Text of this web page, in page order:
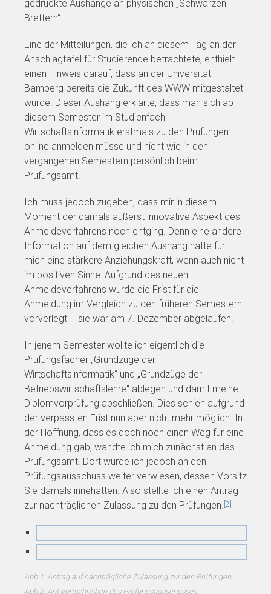
gedruckte Aushänge an physischen „Schwarzen
Brettern“.
Eine der Mitteilungen, die ich an diesem Tag an der
Anschlagtafel für Studierende betrachtete, enthielt
einen Hinweis darauf, dass an der Universität
Bamberg bereits die Zukunft des WWW mitgestaltet
wurde. Dieser Aushang erklärte, dass man sich ab
diesem Semester im Studienfach
Wirtschaftsinformatik erstmals zu den Prüfungen
online anmelden müsse und nicht wie in den
vergangenen Semestern persönlich beim
Prüfungsamt.
Ich muss jedoch zugeben, dass mir in diesem
Moment der damals äußerst innovative Aspekt des
Anmeldeverfahrens noch entging. Denn eine andere
Information auf dem gleichen Aushang hatte für
mich eine stärkere Anziehungskraft, wenn auch nicht
im positiven Sinne: Aufgrund des neuen
Anmeldeverfahrens wurde die Frist für die
Anmeldung im Vergleich zu den früheren Semestern
vorverlegt – sie war am 7. Dezember abgelaufen!
In jenem Semester wollte ich eigentlich die
Prüfungsfächer „Grundzüge der
Wirtschaftsinformatik“ und „Grundzüge der
Betriebswirtschaftslehre“ ablegen und damit meine
Diplomvorprüfung abschließen. Dies schien aufgrund
der verpassten Frist nun aber nicht mehr möglich. In
der Hoffnung, dass es doch noch einen Weg für eine
Anmeldung gab, wandte ich mich zunächst an das
Prüfungsamt. Dort wurde ich jedoch an den
Prüfungsausschuss weiter verwiesen, dessen Vorsitz
Sie damals innehatten. Also stellte ich einen Antrag
zur nachträglichen Zulassung zu den Prüfungen. [2]
Abb.1: Antrag auf nachträgliche Zulassung zur den Prüfungen
Abb.2: Antwortschreiben des Prüfungsausschusses